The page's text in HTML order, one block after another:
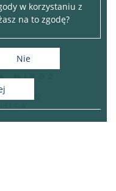
w korzystaniu z
na to zgodę?
Nie